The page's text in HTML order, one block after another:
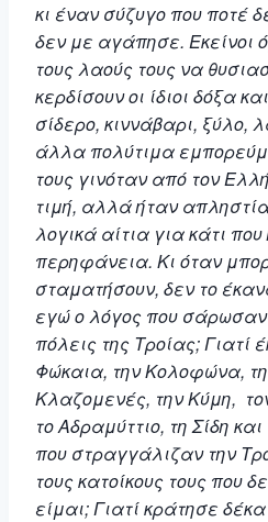
κι έναν σύζυγο που ποτέ
δεν με αγάπησε.
τους λαούς τους να
κερδίσουν οι ίδιοι δόξα
σίδερο, κιννάβαρι, ξύλο,
άλλα πολύτιμα
τους γινόταν από τον
τιμή, αλλά ήταν
λογικά αίτια για κάτι
περηφάνεια. Κι όταν
σταματήσουν, δεν το
εγώ ο λόγος που σάρωσαν
πόλεις της Τροίας; Γιατί
Φώκαια, την Κολοφώνα, τη
Κλαζομενές, την Κύμη,
το Αδραμύττιο, τη Σίδη
που στραγγάλιζαν την
τους κατοίκους τους που
είμαι; Γιατί κράτησε